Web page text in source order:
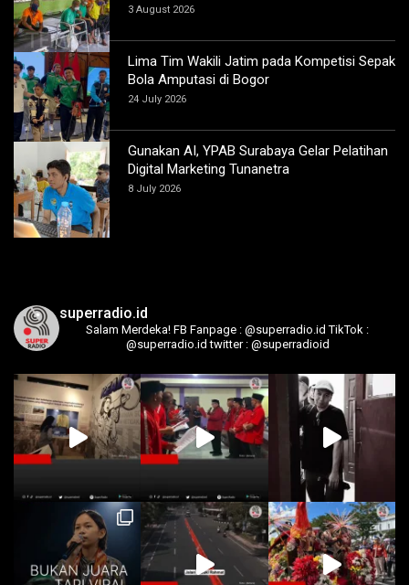
3 August 2026
Lima Tim Wakili Jatim pada Kompetisi Sepak
Bola Amputasi di Bogor
24 July 2026
Gunakan AI, YPAB Surabaya Gelar Pelatihan
Digital Marketing Tunanetra
8 July 2026
superradio.id
Salam Merdeka! FB Fanpage : @superradio.id TikTok :
@superradio.id twitter : @superradioid